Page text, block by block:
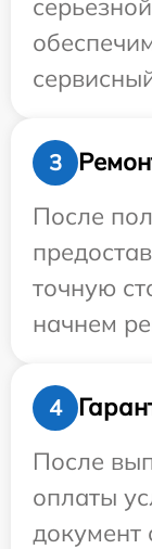
3
После
точную
начнем
4
После
оплаты
документ